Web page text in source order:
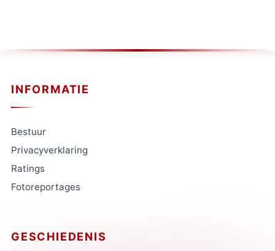
INFORMATIE
Bestuur
Privacyverklaring
Ratings
Fotoreportages
GESCHIEDENIS